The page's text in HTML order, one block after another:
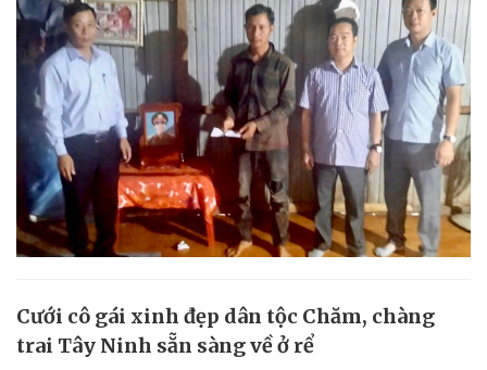
Cưới cô gái xinh đẹp dân tộc Chăm, chàng
trai Tây Ninh sẵn sàng về ở rể